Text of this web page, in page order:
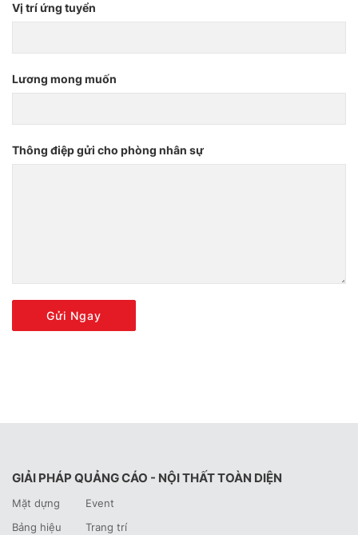
Vị trí ứng tuyển
Lương mong muốn
Thông điệp gửi cho phòng nhân sự
Gửi Ngay
GIẢI PHÁP QUẢNG CÁO - NỘI THẤT TOÀN DIỆN
Mặt dựng
Bảng hiệu
Event
Trang trí